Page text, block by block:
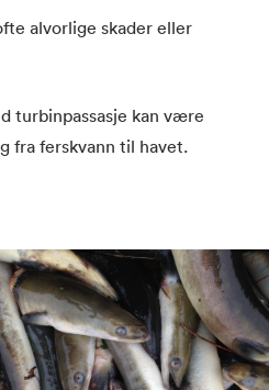
alvorlige skader eller
turbinpassasje kan være
fra ferskvann til havet.